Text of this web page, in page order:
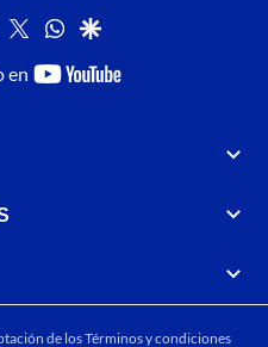
instagram
twitterwhatsapp
google
en
youtube-
de losTérminos y condiciones